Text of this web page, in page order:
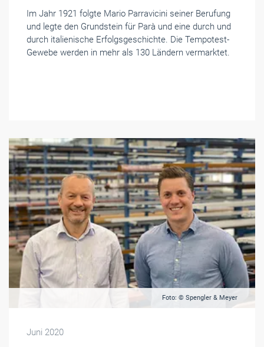
Im Jahr 1921 folgte Mario Parravicini seiner Berufung
und legte den Grundstein für Parà und eine durch und
durch italienische Erfolgsgeschichte. Die Tempotest-
Gewebe werden in mehr als 130 Ländern vermarktet.
Foto: © Spengler & Meyer
Juni 2020